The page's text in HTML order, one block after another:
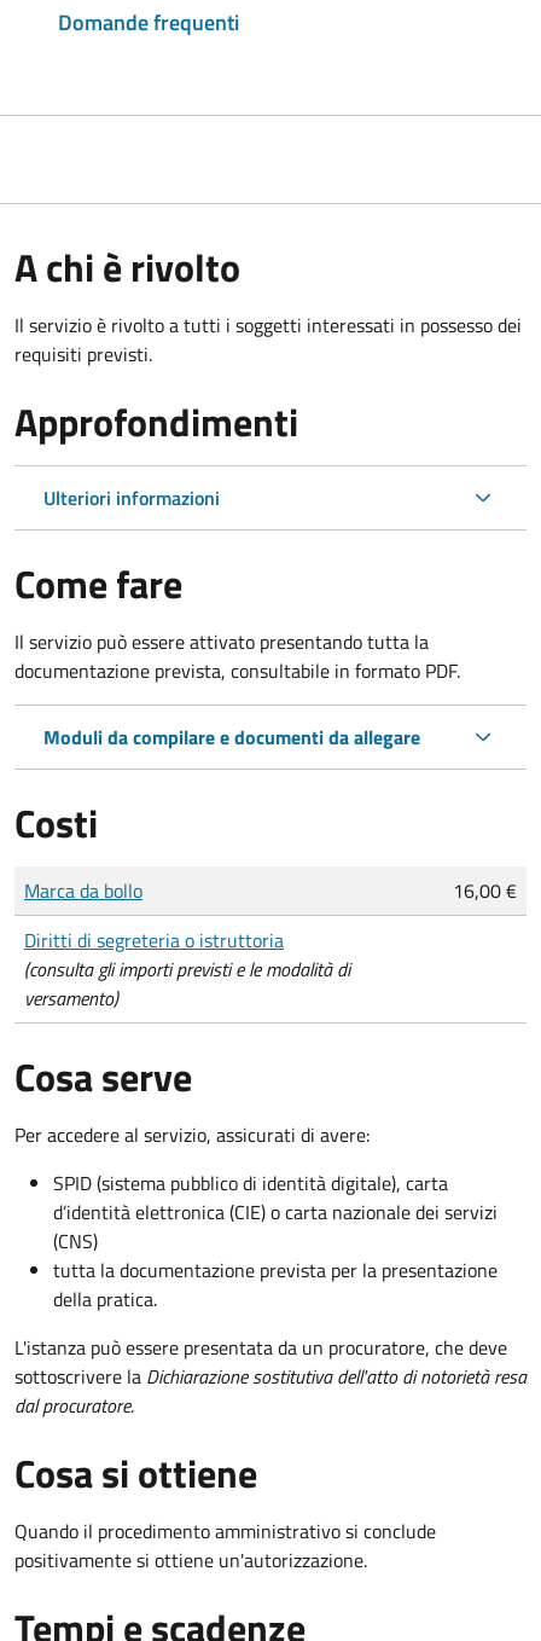
Domande frequenti
A chi è rivolto
Il servizio è rivolto a tutti i soggetti interessati in possesso dei
requisiti previsti.
Approfondimenti
Ulteriori informazioni
Come fare
Il servizio può essere attivato presentando tutta la
documentazione prevista, consultabile in formato PDF.
Moduli da compilare e documenti da allegare
Costi
Tipo di pagamento
Importo
Marca da bollo
16,00 €
Diritti di segreteria o istruttoria
(consulta gli importi previsti e le modalità di
versamento)
Cosa serve
Per accedere al servizio, assicurati di avere:
SPID (sistema pubblico di identità digitale), carta
d’identità elettronica (CIE) o carta nazionale dei servizi
(CNS)
tutta la documentazione prevista per la presentazione
della pratica.
L'istanza può essere presentata da un procuratore, che deve
sottoscrivere la Dichiarazione sostitutiva dell'atto di notorietà resa
dal procuratore.
Cosa si ottiene
Quando il procedimento amministrativo si conclude
positivamente si ottiene un'autorizzazione.
Tempi e scadenze